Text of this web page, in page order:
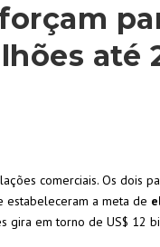
até
comerciais. Os dois
estabeleceram a meta de
gira em torno de US$ 12